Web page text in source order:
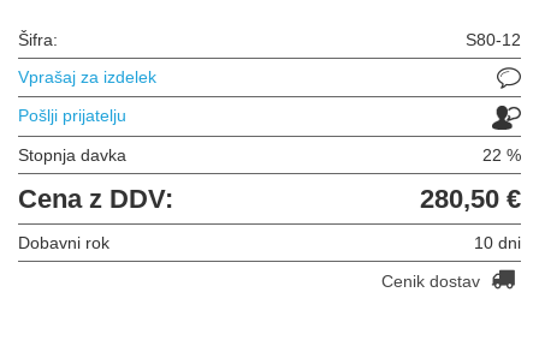
Šifra:
S80-12
Vprašaj za izdelek
Pošlji prijatelju
Stopnja davka 22 %
Cena z DDV: 280,50 €
Dobavni rok
10 dni
Cenik dostav